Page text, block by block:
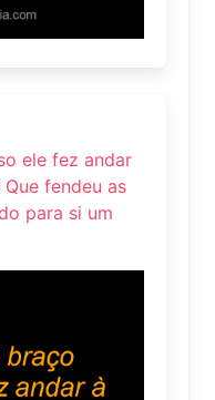
ele fez andar
fendeu as
para si um